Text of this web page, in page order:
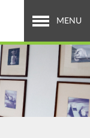
MENU